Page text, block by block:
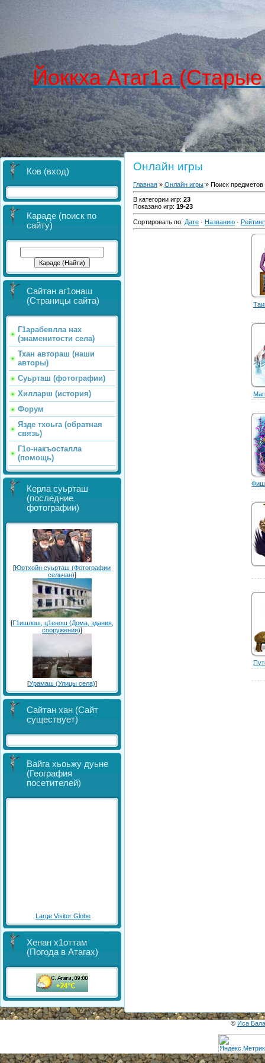
Йоккха Атаг1а
Ков (вход)
Караде (поиск по
сайту)
Сайтан аг1онаш
(Страницы сайта)
Г1арабевлла нах
(знаменитости села)
Тхан автораш (наши
авторы)
Суьрташ (фотографии)
Хилларш (история)
Форум
Язде тхоьга (обратная
связь)
Г1о-накъосталла
(помощь)
Керла суьрташ
(последние
фотографии)
[Юртхойн суьрташ (Фотографии
сельчан)]
[Г1ишлош, ц1енош (Дома, здания,
сооружения)]
[Урамаш (Улицы села)]
Сайтан хан (Сайт
существует)
Вайга хьоьжу дуьне
(География
посетителей)
Large Visitor Globe
Хенан х1оттам
(Погода в Атагах)
Онлайн игры
Главная » Онлайн игры » Поиск предметов
В категории игр: 23
Показано игр: 19-23
Сортировать по: Дате · Названию ·
© Иса